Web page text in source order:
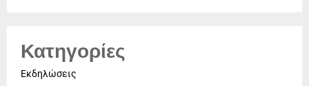
Κατηγορίες
Εκδηλώσεις